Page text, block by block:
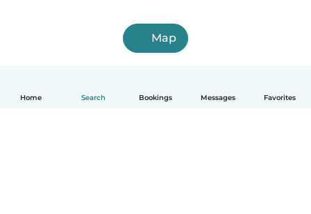
Home Search Bookings Messages Favorites
Map